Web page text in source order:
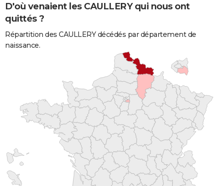
D'où venaient les CAULLERY qui nous ont
quittés ?
Répartition des CAULLERY décédés par département de
naissance.